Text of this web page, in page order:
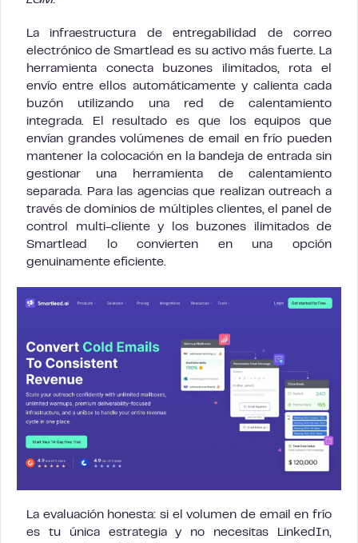
La infraestructura de entregabilidad de correo
electrónico de Smartlead es su activo más fuerte. La
herramienta conecta buzones ilimitados, rota el
envío entre ellos automáticamente y calienta cada
buzón utilizando una red de calentamiento
integrada. El resultado es que los equipos que
envían grandes volúmenes de email en frío pueden
mantener la colocación en la bandeja de entrada sin
gestionar una herramienta de calentamiento
separada. Para las agencias que realizan outreach a
través de dominios de múltiples clientes, el panel de
control multi-cliente y los buzones ilimitados de
Smartlead lo convierten en una opción
genuinamente eficiente.
La evaluación honesta: si el volumen de email en frío
es tu única estrategia y no necesitas LinkedIn,